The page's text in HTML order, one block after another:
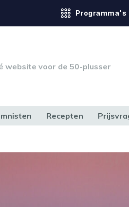
Programma's
website voor de 50-plusser
Recepten